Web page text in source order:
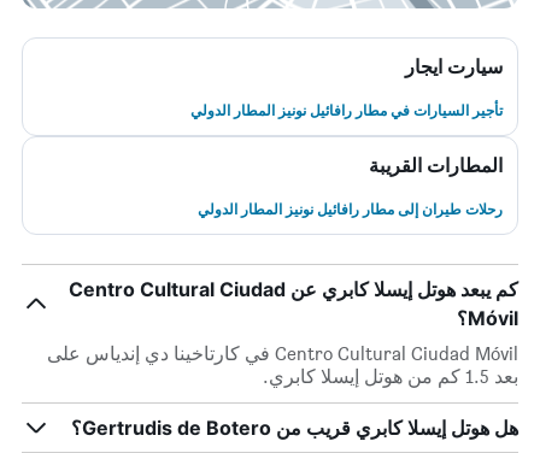
سيارت ايجار
تأجير السيارات في مطار رافائيل نونيز المطار الدولي
المطارات القريبة
رحلات طيران إلى مطار رافائيل نونيز المطار الدولي
كم يبعد هوتل إيسلا كابري عن Centro Cultural Ciudad
Móvil؟
Centro Cultural Ciudad Móvil في كارتاخينا دي إندياس على
بعد 1.5 كم من هوتل إيسلا كابري.
هل هوتل إيسلا كابري قريب من Gertrudis de Botero؟